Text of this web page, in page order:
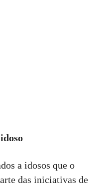
a idosos que o
das iniciativas de